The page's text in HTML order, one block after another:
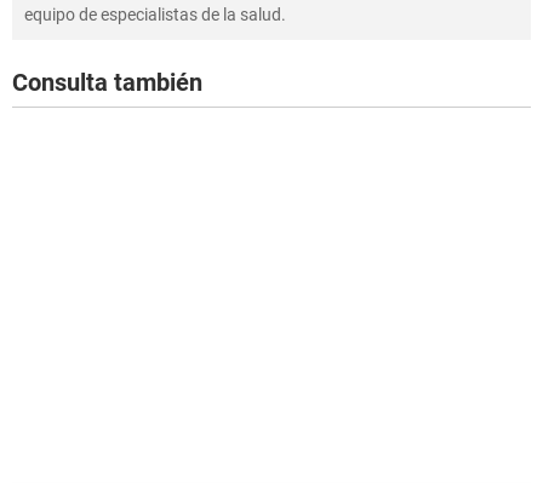
equipo de especialistas de la salud.
Consulta también